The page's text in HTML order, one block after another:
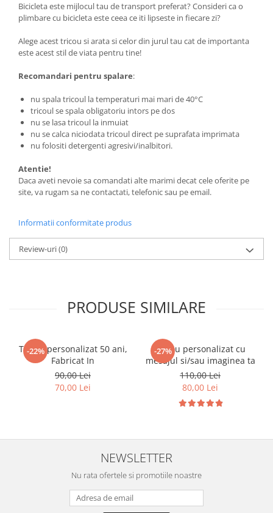
Bicicleta este mijlocul tau de transport preferat? Consideri ca o
plimbare cu bicicleta este ceea ce iti lipseste in fiecare zi?
Alege acest tricou si arata si celor din jurul tau cat de importanta
este acest stil de viata pentru tine!
Recomandari pentru spalare:
nu spala tricoul la temperaturi mai mari de 40°C
tricoul se spala obligatoriu intors pe dos
nu se lasa tricoul la inmuiat
nu se calca niciodata tricoul direct pe suprafata imprimata
nu folositi detergenti agresivi/inalbitori.
Atentie!
Daca aveti nevoie sa comandati alte marimi decat cele oferite pe
site, va rugam sa ne contactati, telefonic sau pe email.
Informatii conformitate produs
Review-uri(0)
PRODUSE SIMILARE
-22%
Tricou personalizat 50 ani,
Fabricat In
90,00 Lei
70,00 Lei
-27%
Tricou personalizat cu
mesajul si/sau imaginea ta
110,00 Lei
80,00 Lei
NEWSLETTER
Nu rata ofertele si promotiile noastre